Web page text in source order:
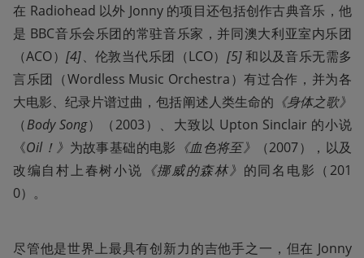
在 Radiohead 以外 Jonny 的项目还包括创作古典音乐，他
是 BBC音乐会乐团的常驻音乐家，并同澳大利亚室内乐团
（ACO）[4]、伦敦当代乐团（LCO） [5] 和以及音乐无需多
言乐团（Wordless Music Orchestra）有过合作，并为各
大电影、纪录片谱过曲，包括阐述人类生命的 《身体之歌》
（Body Song）（2003）、大致以 Upton Sinclair 的小说
《Oil！》 为故事基础的电影 《血色将至》
（2007），以及
改编自村上春树小说 《挪威的森林》 的同名电影（201
0）。
尽管他是世界上最具有创新力的吉他手之一，但在 Jonny